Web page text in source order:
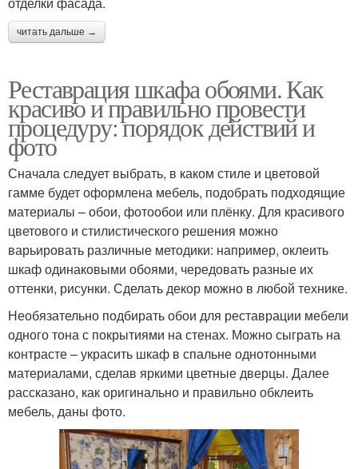
читать дальше →
Реставрация шкафа обоями. Как
красиво и правильно провести
процедуру: порядок действий и
фото
Сначала следует выбрать, в каком стиле и цветовой
гамме будет оформлена мебель, подобрать подходящие
материалы – обои, фотообои или плёнку. Для красивого
цветового и стилистического решения можно
варьировать различные методики: например, оклеить
шкаф одинаковыми обоями, чередовать разные их
оттенки, рисунки. Сделать декор можно в любой технике.
Необязательно подбирать обои для реставрации мебели
одного тона с покрытиями на стенах. Можно сыграть на
контрасте – украсить шкаф в спальне однотонными
материалами, сделав яркими цветные дверцы. Далее
рассказано, как оригинально и правильно обклеить
мебель, даны фото.